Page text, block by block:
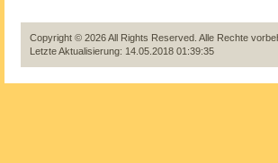
Copyright © 2026 All Rights Reserved. Alle Rechte
Letzte Aktualisierung: 14.05.2018 01:39:35